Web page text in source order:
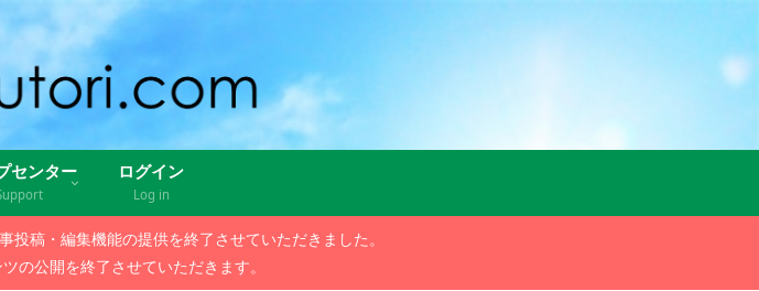
センター ログイン
Log in
稿・編集機能の提供を終了させていただきました。
の公開を終了させていただきます。